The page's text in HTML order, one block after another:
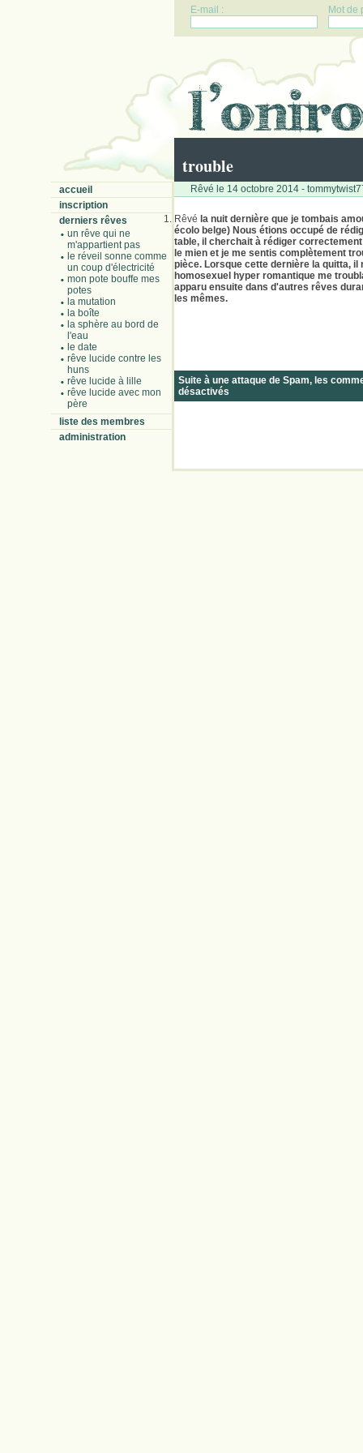
E-mail : Mot de
trouble
accueil
inscription
derniers rêves
un rêve qui ne
m'appartient pas
le réveil sonne comme
un coup d'électricité
mon pote bouffe mes
potes
la mutation
la boîte
la sphère au bord de
l'eau
le date
rêve lucide contre les
huns
rêve lucide à lille
rêve lucide avec mon
père
liste des membres
administration
Rêvé le 14 octobre 2014 -
Rêvé la nuit dernière que je tombais
écolo belge) Nous étions occupé de
table, il cherchait à rédiger
le mien et je me sentis complètement
pièce. Lorsque cette dernière la quitta,
homosexuel hyper romantique me
apparu ensuite dans d'autres rêves
les mêmes.
Suite à une attaque de Spam, les
désactivés